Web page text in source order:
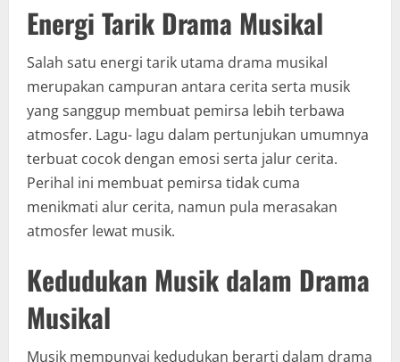
Energi Tarik Drama Musikal
Salah satu energi tarik utama drama musikal
merupakan campuran antara cerita serta musik
yang sanggup membuat pemirsa lebih terbawa
atmosfer. Lagu- lagu dalam pertunjukan umumnya
terbuat cocok dengan emosi serta jalur cerita.
Perihal ini membuat pemirsa tidak cuma
menikmati alur cerita, namun pula merasakan
atmosfer lewat musik.
Kedudukan Musik dalam Drama
Musikal
Musik mempunyai kedudukan berarti dalam drama